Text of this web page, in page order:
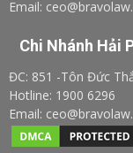
Email:
Chi Nhánh Hải
ĐC: 851 -Tôn Đức
Hotline: 1900 6296
Email: